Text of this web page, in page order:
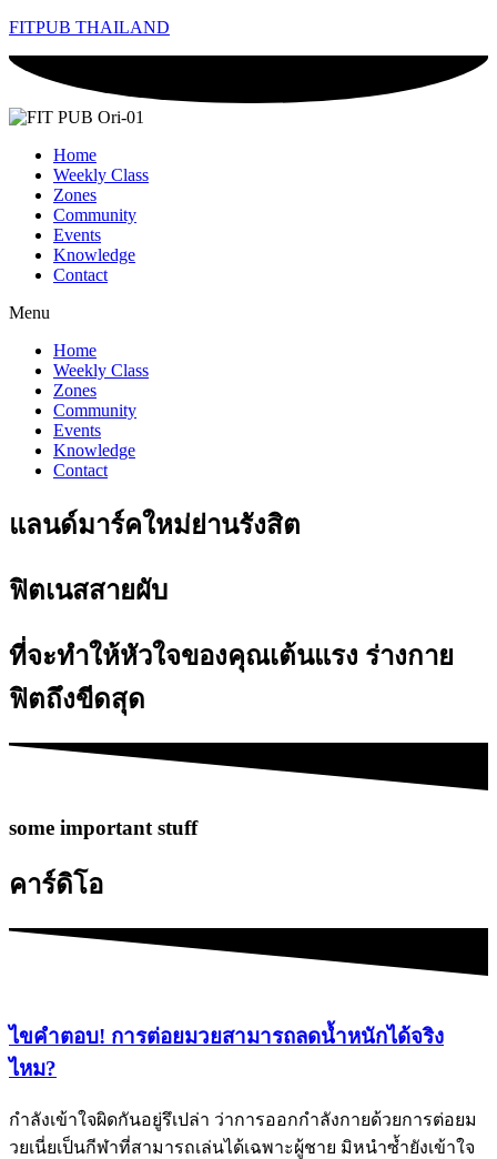
FITPUB THAILAND
Home
Weekly Class
Zones
Community
Events
Knowledge
Contact
Menu
Home
Weekly Class
Zones
Community
Events
Knowledge
Contact
แลนด์มาร์คใหม่ย่านรังสิต
ฟิตเนสสายผับ
ที่จะทำให้หัวใจของคุณเต้นแรง ร่างกาย
ฟิตถึงขีดสุด
some important stuff
คาร์ดิโอ
ไขคำตอบ! การต่อยมวยสามารถลดน้ำหนักได้จริง
ไหม?
กำลังเข้าใจผิดกันอยู่รึเปล่า ว่าการออกกำลังกายด้วยการต่อยม
วยเนี่ยเป็นกีฬาที่สามารถเล่นได้เฉพาะผู้ชาย มิหนำซ้ำยังเข้าใจ